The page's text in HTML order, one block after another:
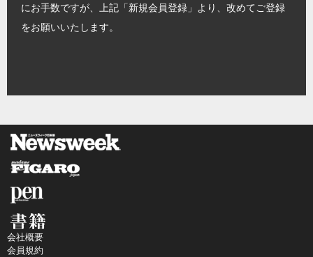
にお手数ですが、上記「新規会員登録」より、改めてご登録
をお願いいたします。
会社概要
会員規約